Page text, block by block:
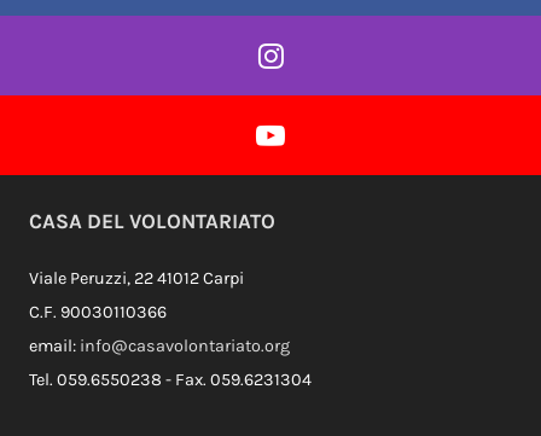
Pagina Facebook
Profilo Instagram
Profilo Youtube
CASA DEL VOLONTARIATO
Viale Peruzzi, 22 41012 Carpi
C.F. 90030110366
email: info@casavolontariato.org
Tel. 059.6550238 - Fax. 059.6231304